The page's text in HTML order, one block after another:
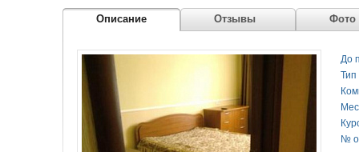
(64 канала), утюг. КУХНЯ: газовая
СВЧ, эл.чайник, посуда. Санузел
водогрейка на лето. Квартира
Банное и Абзаково. Рядом
"Форум", тц "МОСТ", супермаркеты,
Описание Отзывы Фото
До
Тип
№